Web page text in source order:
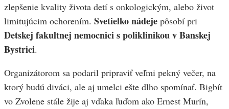
zlepšenie kvality života detí s onkologickým, alebo život
limitujúcim ochorením. Svetielko nádeje pôsobí pri
Detskej fakultnej nemocnici s poliklinikou v Banskej
Bystrici.
Organizátorom sa podaril pripraviť veľmi pekný večer, na
ktorý budú diváci, ale aj umelci ešte dlho spomínať. Bigbít
vo Zvolene stále žije aj vďaka ľuďom ako Ernest Murín,